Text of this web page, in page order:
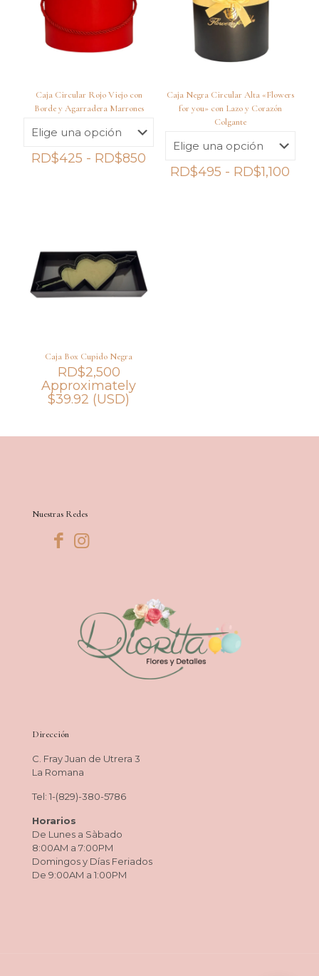
Caja Circular Rojo Viejo con
Borde y Agarradera Marrones
RD$425 - RD$850
Caja Negra Circular Alta «Flowers
for you» con Lazo y Corazón
Colgante
RD$495 - RD$1,100
Caja Box Cupido Negra
RD$2,500
Approximately
$39.92 (USD)
Nuestras Redes
Dirección
C. Fray Juan de Utrera 3
La Romana
Tel: 1-(829)-380-5786
Horarios
De Lunes a Sàbado
8:00AM a 7:00PM
Domingos y Días Feriados
De 9:00AM a 1:00PM